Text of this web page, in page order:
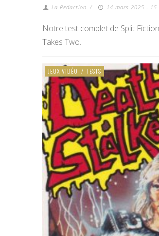
La Redaction / 14 mars 2025 - 15
Notre test complet de Split
Takes Two.
JEUX VIDÉO / TESTS